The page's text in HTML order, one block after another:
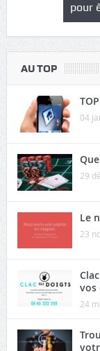
pour
AU TOP
04
29
Le
23
vos
24